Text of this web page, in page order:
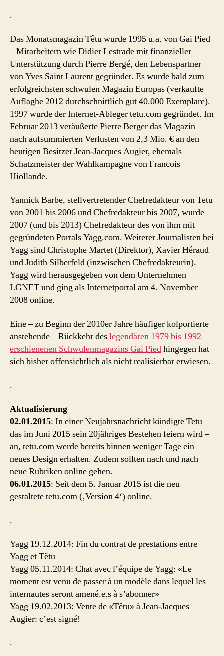
.
Das Monatsmagazin Têtu wurde 1995 u.a. von Gai Pied
– Mitarbeitern wie Didier Lestrade mit finanzieller
Unterstützung durch Pierre Bergé, den Lebenspartner
von Yves Saint Laurent gegründet. Es wurde bald zum
erfolgreichsten schwulen Magazin Europas (verkaufte
Auflaghe 2012 durchschnittlich gut 40.000 Exemplare).
1997 wurde der Internet-Ableger tetu.com gegründet. Im
Februar 2013 veräußerte Pierre Berger das Magazin
nach aufsummierten Verlusten von 2,3 Mio. € an den
heutigen Besitzer Jean-Jacques Augier, ehemals
Schatzmeister der Wahlkampagne von Francois
Hiollande.
Yannick Barbe, stellvertretender Chefredakteur von Tetu
von 2001 bis 2006 und Chefredakteur bis 2007, wurde
2007 (und bis 2013) Chefredakteur des von ihm mit
gegründeten Portals Yagg.com. Weiterer Journalisten bei
Yagg sind Christophe Martet (Direktor), Xavier Héraud
und Judith Silberfeld (inzwischen Chefredakteurin).
Yagg wird herausgegeben von dem Unternehmen
LGNET und ging als Internetportal am 4. November
2008 online.
Eine – zu Beginn der 2010er Jahre häufiger kolportierte
anstehende – Rückkehr deslegendären 1979 bis 1992
erschienenen Schwulenmagazins Gai Piedhingegen hat
sich bisher offensichtlich als nicht realisierbar erwiesen.
.
Aktualisierung
02.01.2015: In einer Neujahrsnachricht kündigte Tetu –
das im Juni 2015 sein 20jähriges Bestehen feiern wird –
an, tetu.com werde bereits binnen weniger Tage ein
neues Design erhalten. Zudem sollten nach und nach
neue Rubriken online gehen.
06.01.2015: Seit dem 5. Januar 2015 ist die neu
gestaltete tetu.com (‚Version 4‘) online.
.
Yagg 19.12.2014: Fin du contrat de prestations entre
Yagg et Têtu
Yagg 05.11.2014: Chat avec l’équipe de Yagg: «Le
moment est venu de passer à un modèle dans lequel les
internautes seront amené.e.s à s’abonner»
Yagg 19.02.2013: Vente de «Têtu» à Jean-Jacques
Augier: c’est signé!
.